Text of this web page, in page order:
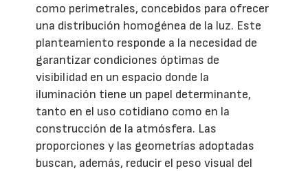
como perimetrales, concebidos para ofrecer
una distribución homogénea de la luz. Este
planteamiento responde a la necesidad de
garantizar condiciones óptimas de
visibilidad en un espacio donde la
iluminación tiene un papel determinante,
tanto en el uso cotidiano como en la
construcción de la atmósfera. Las
proporciones y las geometrías adoptadas
buscan, además, reducir el peso visual del